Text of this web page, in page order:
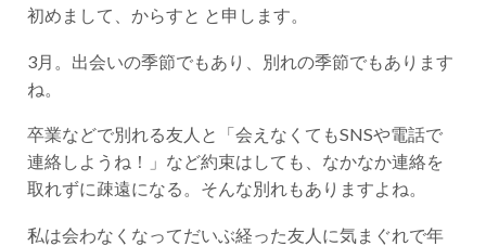
初めまして、からすと と申します。
3月。出会いの季節でもあり、別れの季節でもあります
ね。
卒業などで別れる友人と「会えなくてもSNSや電話で
連絡しようね！」など約束はしても、なかなか連絡を
取れずに疎遠になる。そんな別れもありますよね。
私は会わなくなってだいぶ経った友人に気まぐれで年